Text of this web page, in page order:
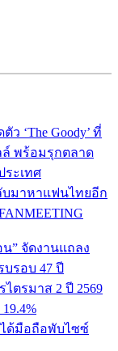
‘The Goody’ ที่
พร้อมรุกตลาด
ระเทศ
มาหาแฟนไทยอีก
” จัดงานแถลง
รอบ 47 ปี
ไตรมาส 2 ปี 2569
ได้มือถือพับไซซ์